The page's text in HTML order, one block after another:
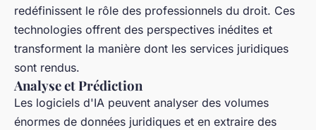
redéfinissent le rôle des professionnels du droit. Ces
technologies offrent des perspectives inédites et
transforment la manière dont les services juridiques
sont rendus.
Analyse et Prédiction
Les logiciels d'IA peuvent analyser des volumes
énormes de données juridiques et en extraire des